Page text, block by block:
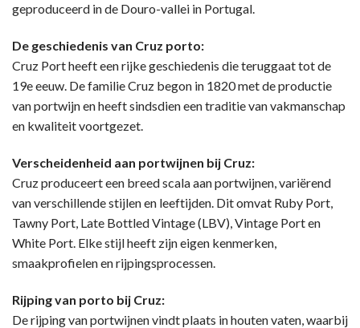
geproduceerd in de Douro-vallei in Portugal.
De geschiedenis van Cruz porto:
Cruz Port heeft een rijke geschiedenis die teruggaat tot de
19e eeuw. De familie Cruz begon in 1820 met de productie
van portwijn en heeft sindsdien een traditie van vakmanschap
en kwaliteit voortgezet.
Verscheidenheid aan portwijnen bij Cruz:
Cruz produceert een breed scala aan portwijnen, variërend
van verschillende stijlen en leeftijden. Dit omvat Ruby Port,
Tawny Port, Late Bottled Vintage (LBV), Vintage Port en
White Port. Elke stijl heeft zijn eigen kenmerken,
smaakprofielen en rijpingsprocessen.
Rijping van porto bij Cruz:
De rijping van portwijnen vindt plaats in houten vaten, waarbij